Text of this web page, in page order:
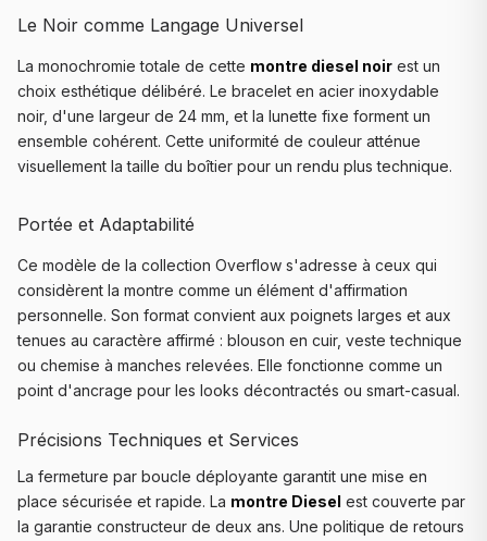
Le Noir comme Langage Universel
La monochromie totale de cette montre diesel noir est un
choix esthétique délibéré. Le bracelet en acier inoxydable
noir, d'une largeur de 24 mm, et la lunette fixe forment un
ensemble cohérent. Cette uniformité de couleur atténue
visuellement la taille du boîtier pour un rendu plus technique.
Portée et Adaptabilité
Ce modèle de la collection Overflow s'adresse à ceux qui
considèrent la montre comme un élément d'affirmation
personnelle. Son format convient aux poignets larges et aux
tenues au caractère affirmé : blouson en cuir, veste technique
ou chemise à manches relevées. Elle fonctionne comme un
point d'ancrage pour les looks décontractés ou smart-casual.
Précisions Techniques et Services
La fermeture par boucle déployante garantit une mise en
place sécurisée et rapide. La montre Diesel est couverte par
la garantie constructeur de deux ans. Une politique de retours